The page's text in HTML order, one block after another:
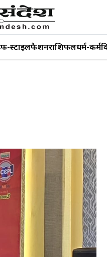
स्टाइलफैशनराशिफलधर्म-कर्म